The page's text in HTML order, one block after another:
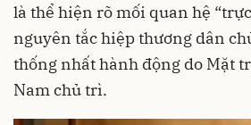
là thể hiện rõ mối quan hệ
nguyên tắc hiệp thương dân
thống nhất hành động do Mặt
Nam chủ trì.